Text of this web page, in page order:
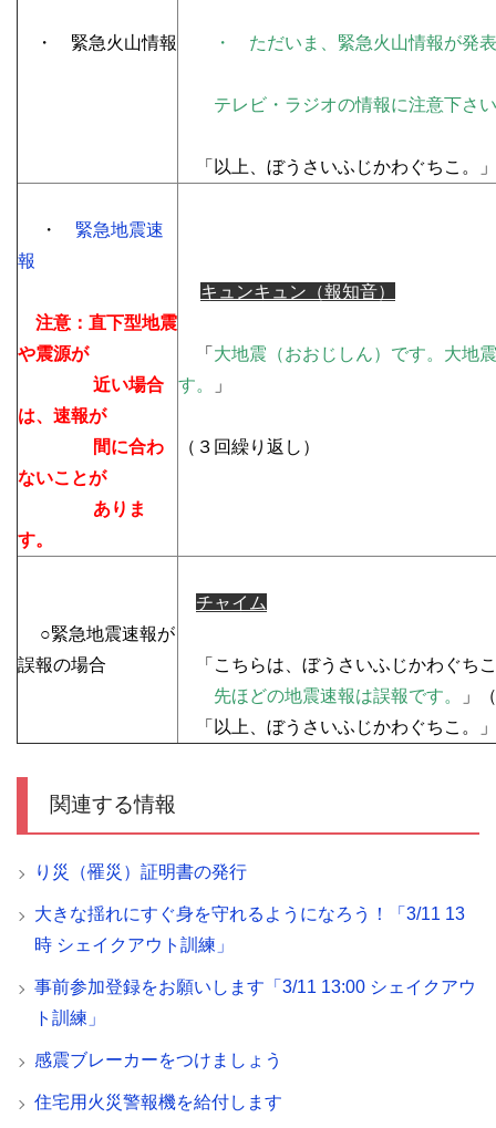
・ 緊急火山情報 ・ ただいま、緊急火山情報が発表
テレビ・ラジオの情報に注意下さ
「以上、ぼうさいふじかわぐちこ。」
・ 緊急地震速
報
注意：直下型地震
や震源が
近い場合
は、速報が
間に合わ
ないことが
ありま
す。
キュンキュン（報知音）
「 大地震（おおじしん）です。大地
す。
」
（３回繰り返し）
○緊急地震速報が
誤報の場合
チャイム
「こちらは、ぼうさいふじかわぐち
先ほどの地震速報は誤報です。
」
「以上、ぼうさいふじかわぐちこ。」
関連する情報
り災（罹災）証明書の発行
大きな揺れにすぐ身を守れるようになろう！「3/11 13
時 シェイクアウト訓練」
事前参加登録をお願いします「3/11 13:00 シェイクアウ
ト訓練」
感震ブレーカーをつけましょう
住宅用火災警報機を給付します